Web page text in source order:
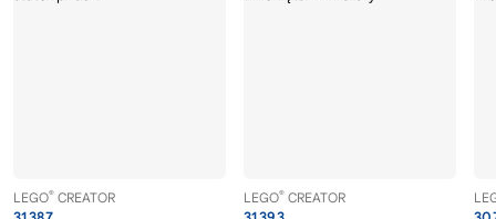
LEGO® CREATOR LEGO® CREATOR